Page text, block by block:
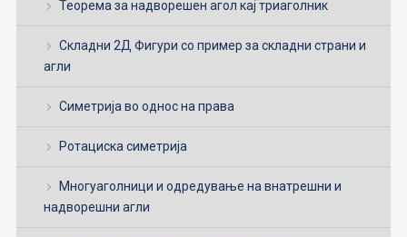
Теорема за надворешен агол кај триаголник
Складни 2Д Фигури со пример за складни страни и
агли
Симетрија во однос на права
Ротациска симетрија
Многуаголници и одредување на внатрешни и
надворешни агли